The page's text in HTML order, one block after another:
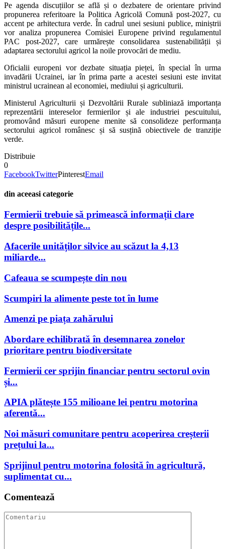
Pe agenda discuțiilor se află și o dezbatere de orientare privind
propunerea referitoare la Politica Agricolă Comună post-2027, cu
accent pe arhitectura verde. În cadrul unei sesiuni publice, miniștrii
vor analiza propunerea Comisiei Europene privind regulamentul
PAC post-2027, care urmărește consolidarea sustenabilității și
adaptarea sectorului agricol la noile provocări de mediu.
Oficialii europeni vor dezbate situația pieței, în special în urma
invadării Ucrainei, iar în prima parte a acestei sesiuni este invitat
ministrul ucrainean al economiei, mediului și agriculturii.
Ministerul Agriculturii și Dezvoltării Rurale subliniază importanța
reprezentării intereselor fermierilor și ale industriei pescuitului,
promovând măsuri europene menite să consolideze performanța
sectorului agricol românesc și să susțină obiectivele de tranziție
verde.
Distribuie
0
FacebookTwitterPinterestEmail
din aceeasi categorie
Fermierii trebuie să primească informații clare
despre posibilitățile...
Afacerile unităților silvice au scăzut la 4,13
miliarde...
Cafeaua se scumpește din nou
Scumpiri la alimente peste tot în lume
Amenzi pe piața zahărului
Abordare echilibrată în desemnarea zonelor
prioritare pentru biodiversitate
Fermierii cer sprijin financiar pentru sectorul ovin
și...
APIA plătește 155 milioane lei pentru motorina
aferentă...
Noi măsuri comunitare pentru acoperirea creșterii
prețului la...
Sprijinul pentru motorina folosită în agricultură,
suplimentat cu...
Comentează